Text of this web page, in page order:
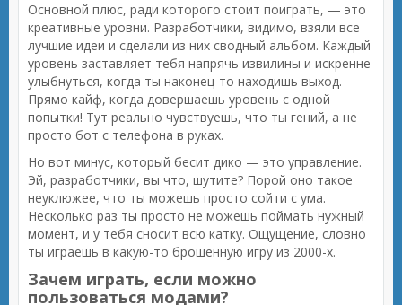
Основной плюс, ради которого стоит поиграть, — это
креативные уровни. Разработчики, видимо, взяли все
лучшие идеи и сделали из них сводный альбом. Каждый
уровень заставляет тебя напрячь извилины и искренне
улыбнуться, когда ты наконец-то находишь выход.
Прямо кайф, когда довершаешь уровень с одной
попытки! Тут реально чувствуешь, что ты гений, а не
просто бот с телефона в руках.
Но вот минус, который бесит дико — это управление.
Эй, разработчики, вы что, шутите? Порой оно такое
неуклюжее, что ты можешь просто сойти с ума.
Несколько раз ты просто не можешь поймать нужный
момент, и у тебя сносит всю катку. Ощущение, словно
ты играешь в какую-то брошенную игру из 2000-х.
Зачем играть, если можно
пользоваться модами?